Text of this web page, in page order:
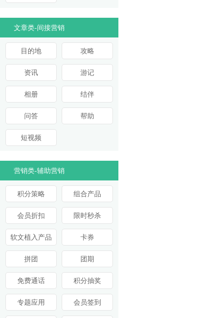
文章类-间接营销
目的地 攻略
资讯 游记
相册 结伴
问答 帮助
短视频
营销类-辅助营销
积分策略 组合产品
会员折扣 限时秒杀
软文植入产品 卡券
拼团 团期
免费通话 积分抽奖
专题应用 会员签到